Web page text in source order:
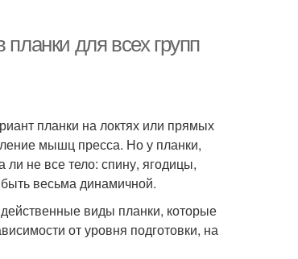
для всех групп
планки на локтях или прямых
мышц пресса. Но у планки,
ли не все тело: спину, ягодицы,
весьма динамичной.
виды планки, которые
от уровня подготовки, на